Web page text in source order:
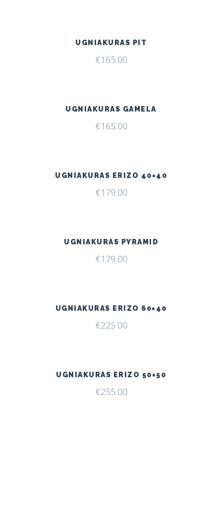
UGNIAKURAS PIT
€165.00
UGNIAKURAS GAMELA
€165.00
UGNIAKURAS ERIZO 40×40
€179.00
UGNIAKURAS PYRAMID
€179.00
UGNIAKURAS ERIZO 60×40
€225.00
UGNIAKURAS ERIZO 50×50
€255.00